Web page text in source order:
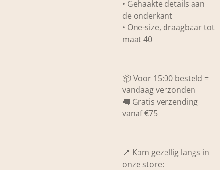
• Gehaakte details aan
de onderkant
• One-size, draagbaar tot
maat 40
📦 Voor 15:00 besteld =
vandaag verzonden
🚚 Gratis verzending
vanaf €75
📍 Kom gezellig langs in
onze store: